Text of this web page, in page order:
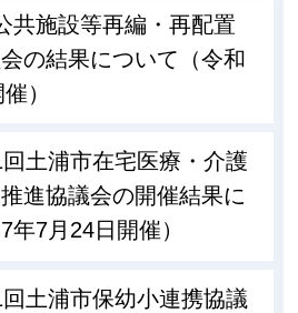
共施設等再編・再配置
の結果について（令和
）
土浦市在宅医療・介護
進協議会の開催結果に
年7月24日開催）
土浦市保幼小連携協議